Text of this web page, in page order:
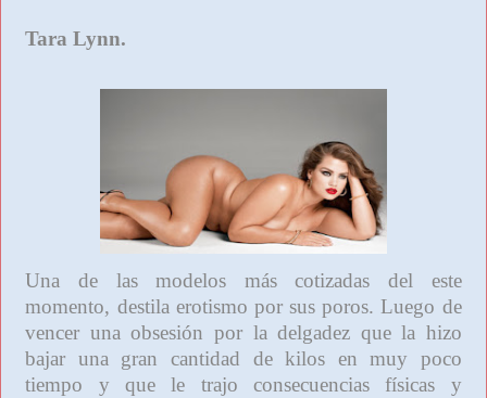
Tara Lynn.
Una de las modelos más cotizadas del este
momento, destila erotismo por sus poros. Luego de
vencer una obsesión por la delgadez que la hizo
bajar una gran cantidad de kilos en muy poco
tiempo y que le trajo consecuencias físicas y